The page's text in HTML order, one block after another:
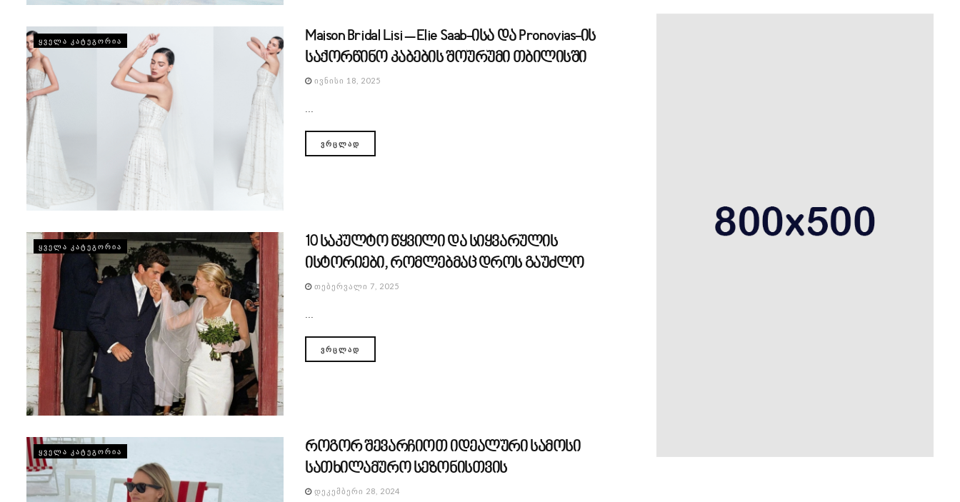
ᲧᲕᲔᲚᲐ ᲙᲐᲢᲔᲒᲝᲠᲘᲐ
Maison Bridal Lisi – Elie Saab-ისა და Pronovias-ის
საქორწინო კაბების შოურუმი თბილისში
ᲘᲕᲜᲘᲡᲘ 18, 2025
...
ᲕᲠᲪᲚᲐᲓ
ᲧᲕᲔᲚᲐ ᲙᲐᲢᲔᲒᲝᲠᲘᲐ
10 საკულტო წყვილი და სიყვარულის
ისტორიები, რომლებმაც დროს გაუძლო
ᲗᲔᲑᲔᲠᲕᲐᲚᲘ 7, 2025
...
ᲕᲠᲪᲚᲐᲓ
ᲧᲕᲔᲚᲐ ᲙᲐᲢᲔᲒᲝᲠᲘᲐ
როგორ შევარჩიოთ იდეალური სამოსი
სათხილამურო სეზონისთვის
ᲓᲔᲙᲔᲛᲑᲔᲠᲘ 28, 2024